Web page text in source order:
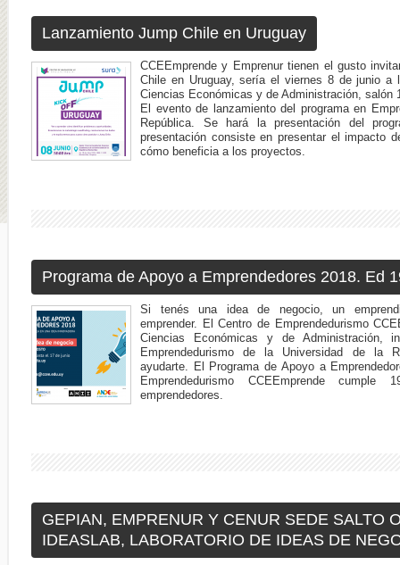
Lanzamiento Jump Chile en Uruguay
CCEEmprende y Emprenur tienen el gusto
Chile en Uruguay, sería el viernes 8 de junio a
Ciencias Económicas y de Administración, salón
El evento de lanzamiento del programa en
República. Se hará la presentación del
presentación consiste en presentar el impacto
cómo beneficia a los proyectos.
Programa de Apoyo a Emprendedores 2018. Ed
Si tenés una idea de negocio, un
emprender. El Centro de Emprendedurismo
Ciencias Económicas y de Administración,
Emprendedurismo de la Universidad de la
ayudarte. El Programa de Apoyo a
Emprendedurismo CCEEmprende
emprendedores.
GEPIAN, EMPRENUR Y CENUR SEDE SALTO
IDEASLAB, LABORATORIO DE IDEAS DE